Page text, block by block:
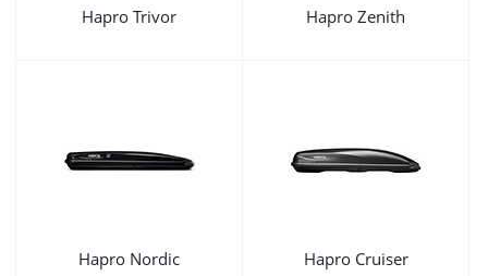
Hapro Trivor Hapro Zenith
Hapro Nordic Hapro Cruiser